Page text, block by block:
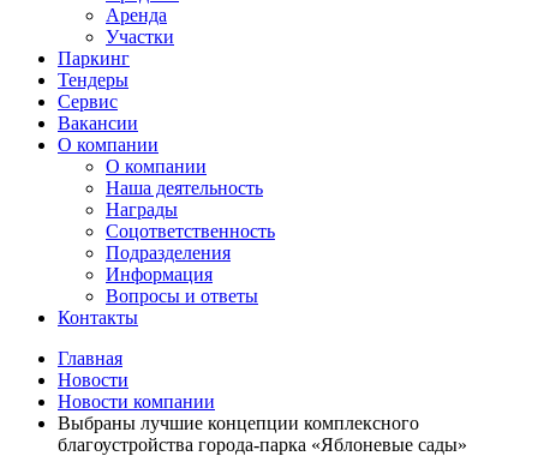
Аренда
Участки
Паркинг
Тендеры
Сервис
Вакансии
О компании
О компании
Наша деятельность
Награды
Соцответственность
Подразделения
Информация
Вопросы и ответы
Контакты
Главная
Новости
Новости компании
Выбраны лучшие концепции комплексного
благоустройства города-парка «Яблоневые сады»